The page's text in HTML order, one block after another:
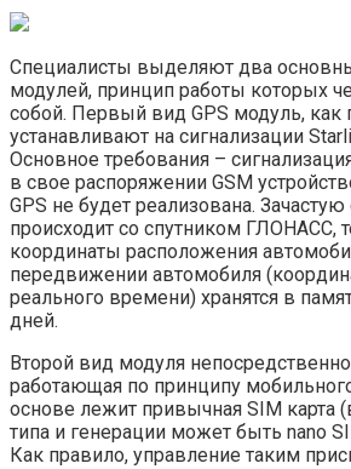
Специалисты выделяют два
модулей, принцип работы которых
собой. Первый вид GPS модуль, как
устанавливают на сигнализации
Основное требования –
в свое распоряжении GSM
GPS не будет реализована.
происходит со спутником ГЛОНАСС,
координаты расположения
передвижении автомобиля
реального времени) хранятся в
дней.
Второй вид модуля
работающая по принципу
основе лежит привычная SIM карта
типа и генерации может быть nano
Как правило, управление таким